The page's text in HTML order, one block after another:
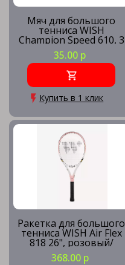
Мяч для большого
тенниса WISH
Champion Speed 610, 3
шт.
35.00 р
Купить в 1 клик
Ракетка для большого
тенниса WISH Air Flex
818 26", розовый/
белый
368.00 р